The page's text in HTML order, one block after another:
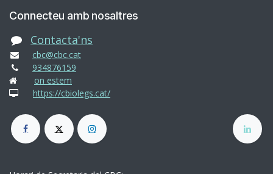
Connecteu amb nosaltres
Contacta'ns
cbc@cbc.cat
934876159
on estem
https://cbiolegs.cat/